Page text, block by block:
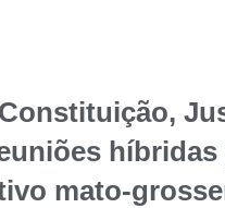
mato-